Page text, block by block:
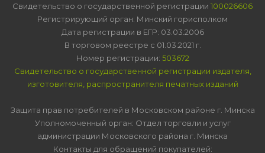
Свидетельство о государственной регистрации 100026606
Регистрирующий орган: Минский горисполком
Дата регистрации в ЕГР: 03.03.2006
В торговом реестре с 01.03.2021 г.
Номер регистрации: 503672
Свидетельство о государственной регистрации издателя,
изготовителя, распространителя печатных изданий
Защита прав потребителей в Московском районе г. Минска
Уполномоченный орган: Отдел торговли и услуг
администрации Московского района г. Минска
Контакты для обращений покупателей: